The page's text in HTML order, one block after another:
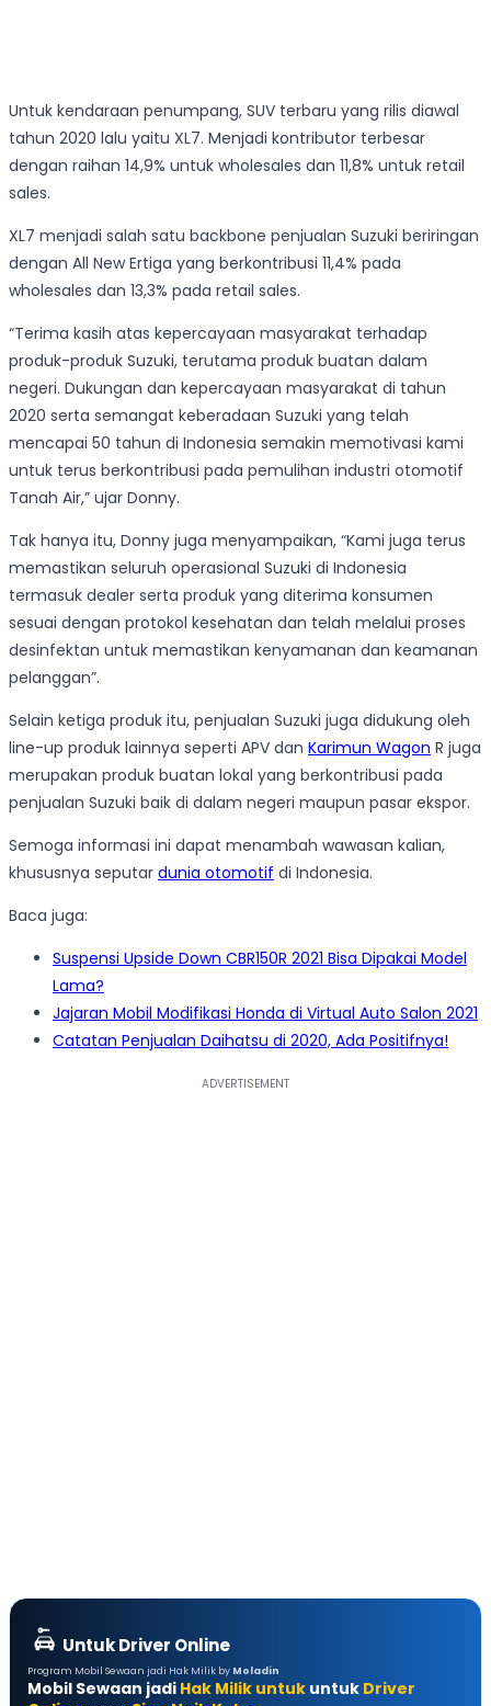
Untuk kendaraan penumpang, SUV terbaru yang rilis diawal
tahun 2020 lalu yaitu XL7. Menjadi kontributor terbesar
dengan raihan 14,9% untuk wholesales dan 11,8% untuk retail
sales.
XL7 menjadi salah satu backbone penjualan Suzuki beriringan
dengan All New Ertiga yang berkontribusi 11,4% pada
wholesales dan 13,3% pada retail sales.
“Terima kasih atas kepercayaan masyarakat terhadap
produk-produk Suzuki, terutama produk buatan dalam
negeri. Dukungan dan kepercayaan masyarakat di tahun
2020 serta semangat keberadaan Suzuki yang telah
mencapai 50 tahun di Indonesia semakin memotivasi kami
untuk terus berkontribusi pada pemulihan industri otomotif
Tanah Air,” ujar Donny.
Tak hanya itu, Donny juga menyampaikan, “Kami juga terus
memastikan seluruh operasional Suzuki di Indonesia
termasuk dealer serta produk yang diterima konsumen
sesuai dengan protokol kesehatan dan telah melalui proses
desinfektan untuk memastikan kenyamanan dan keamanan
pelanggan”.
Selain ketiga produk itu, penjualan Suzuki juga didukung oleh
line-up produk lainnya seperti APV dan Karimun Wagon R juga
merupakan produk buatan lokal yang berkontribusi pada
penjualan Suzuki baik di dalam negeri maupun pasar ekspor.
Semoga informasi ini dapat menambah wawasan kalian,
khususnya seputar dunia otomotif di Indonesia.
Baca juga:
Suspensi Upside Down CBR150R 2021 Bisa Dipakai Model
Lama?
Jajaran Mobil Modifikasi Honda di Virtual Auto Salon 2021
Catatan Penjualan Daihatsu di 2020, Ada Positifnya!
Untuk Driver Online
Program Mobil Sewaan jadi Hak Milik by Moladin
Mobil Sewaan jadi Hak Milik untuk untuk Driver